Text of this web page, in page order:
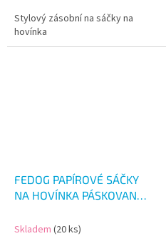
Stylový zásobní na sáčky na
hovínka
FEDOG PAPÍROVÉ SÁČKY
NA HOVÍNKA PÁSKOVANÉ
Skladem (20 ks)